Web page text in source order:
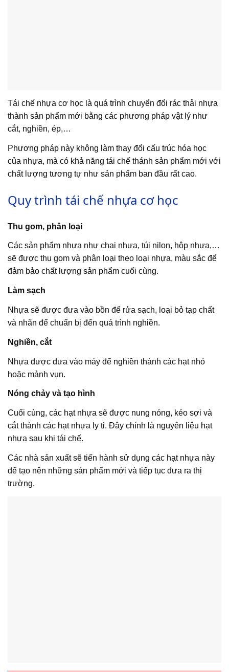
Tái chế nhựa cơ học là quá trình chuyển đổi rác thải nhựa
thành sản phẩm mới bằng các phương pháp vật lý như
cắt, nghiền, ép,…
Phương pháp này không làm thay đổi cấu trúc hóa học
của nhựa, mà có khả năng tái chế thánh sản phẩm mới với
chất lượng tương tự như sản phẩm ban đầu rất cao.
Quy trình tái chế nhựa cơ học
Thu gom, phân loại
Các sản phẩm nhựa như chai nhựa, túi nilon, hộp nhựa,…
sẽ được thu gom và phân loại theo loại nhựa, màu sắc để
đảm bảo chất lượng sản phẩm cuối cùng.
Làm sạch
Nhựa sẽ được đưa vào bồn để rửa sạch, loại bỏ tạp chất
và nhãn để chuẩn bị đến quá trình nghiền.
Nghiền, cắt
Nhựa được đưa vào máy để nghiền thành các hạt nhỏ
hoặc mảnh vụn.
Nóng chảy và tạo hình
Cuối cùng, các hạt nhựa sẽ được nung nóng, kéo sợi và
cắt thành các hạt nhựa ly ti. Đây chính là nguyên liệu hạt
nhựa sau khi tái chế.
Các nhà sản xuất sẽ tiến hành sử dụng các hạt nhựa này
để tạo nên những sản phẩm mới và tiếp tục đưa ra thị
trường.